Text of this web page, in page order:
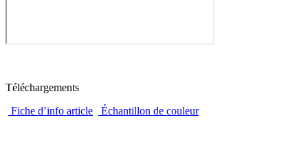
Téléchargements
Fiche d’info article
Échantillon de couleur